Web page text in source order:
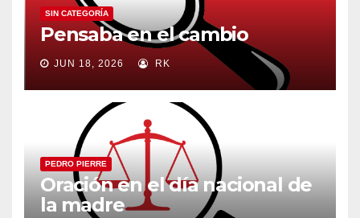
SIN CATEGORÍA
Pensaba en el cambio
JUN 18, 2026 RK
PEDRO PIERRE
Oración en el día nacional de
la madre